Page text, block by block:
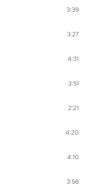
3:39
3:27
4:31
3:51
2:21
4:20
4:10
3:56